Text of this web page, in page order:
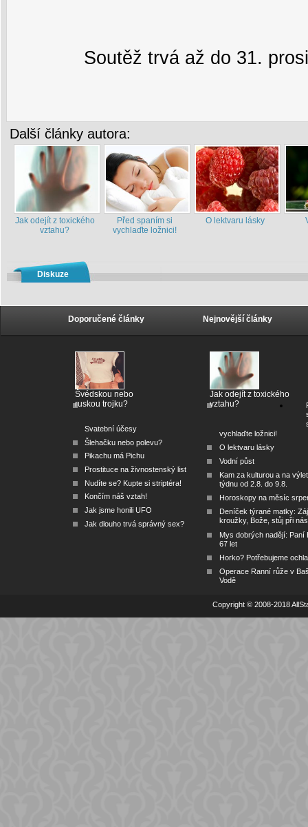
Soutěž trvá až do 31.
Další články autora:
Jak odejít z toxického
vztahu?
Před spaním si
vychlaďte ložnici!
O lektvaru lásky
Diskuze
Doporučené články
Švédskou nebo
ruskou trojku?
Svatební účesy
Šlehačku nebo polevu?
Pikachu má Pichu
Prostituce na živnostenský list
Nudíte se? Kupte si striptéra!
Končím náš vztah!
Jak jsme honili UFO
Jak dlouho trvá správný sex?
Nejnovější články
Jak odejít z toxického
vztahu?
vychlaďte ložnici!
O lektvaru lásky
Vodní půst
Kam za kulturou a na
týdnu od 2.8. do 9.8.
Horoskopy na měsíc
Deníček týrané matky:
kroužky, Bože, stůj při nás
Mys dobrých nadějí: Paní
67 let
Horko? Potřebujeme
Operace Ranní růže v
Vodě
Copyright © 2008-2018